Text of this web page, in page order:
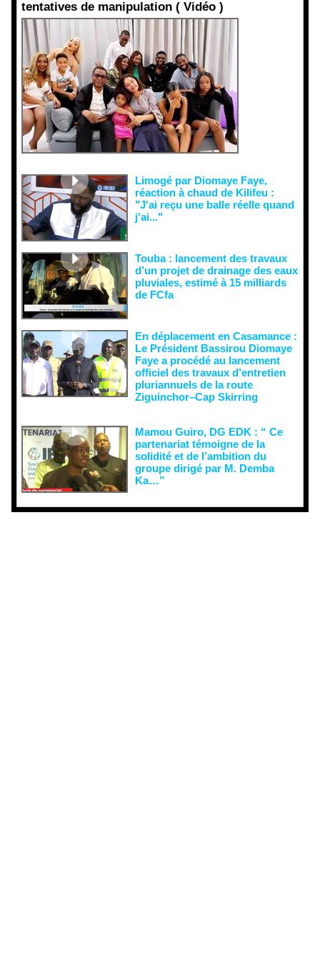
tentatives de manipulation ( Vidéo )
Limogé par Diomaye Faye,
réaction à chaud de Kilifeu :
"J'ai reçu une balle réelle quand
j'ai..."
Touba : lancement des travaux
d’un projet de drainage des eaux
pluviales, estimé à 15 milliards
de FCfa ‎
En déplacement en Casamance :
Le Président Bassirou Diomaye
Faye a procédé au lancement
officiel des travaux d’entretien
pluriannuels de la route
Ziguinchor–Cap Skirring
Mamou Guiro, DG EDK : “ Ce
partenariat témoigne de la
solidité et de l’ambition du
groupe dirigé par M. Demba
Ka…”